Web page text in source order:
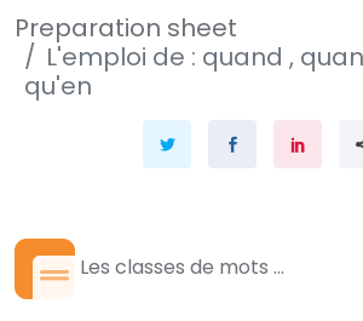
Preparation sheet
L'emploi de : quand ,
qu'en
Les classes de mots ...